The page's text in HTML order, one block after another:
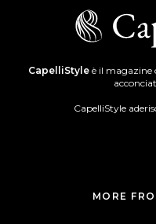
CapelliStyleè il magazine
CapelliStyle
MORE